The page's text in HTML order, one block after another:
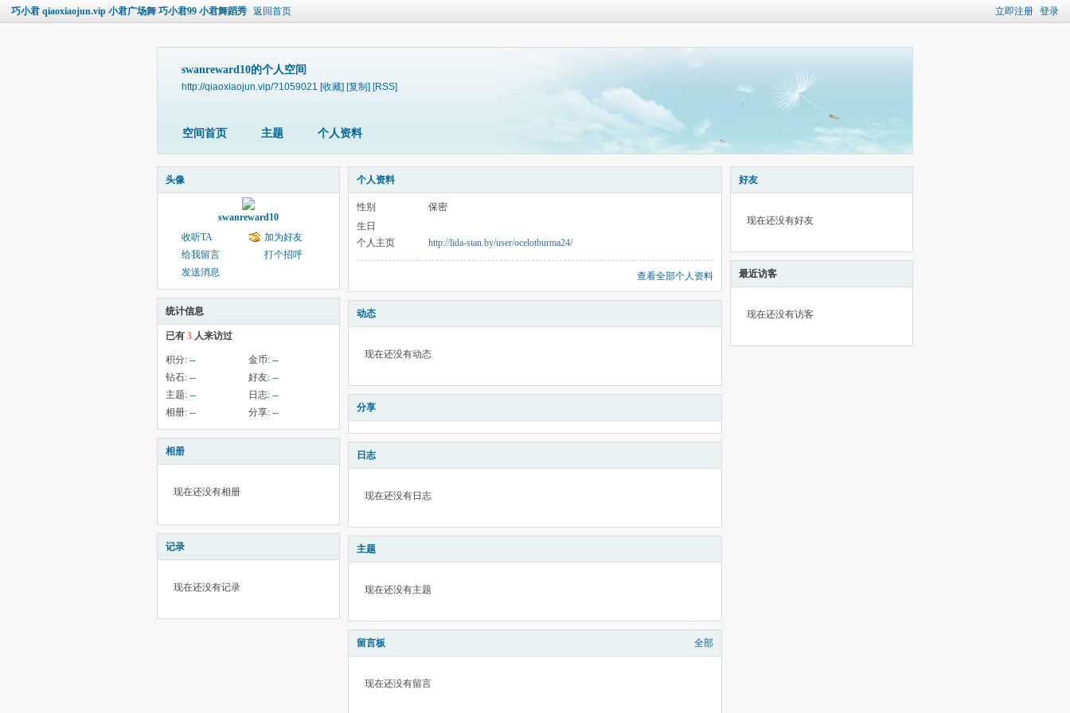
立即注册 登录
巧小君 qiaoxiaojun.vip 小君广场舞 巧小君99 小君舞蹈秀 返回首页
swanreward10的个人空间
http://qiaoxiaojun.vip/?1059021 [收藏] [复制] [RSS]
空间首页 主题 个人资料
头像
swanreward10
收听TA
加为好友
给我留言
打个招呼
发送消息
统计信息
已有 3 人来访过
积分: -- 金币: --
钻石: -- 好友: --
主题: -- 日志: --
相册: -- 分享: --
相册
现在还没有相册
记录
现在还没有记录
个人资料
性别
保密
生日
个人主页
http://lida-stan.by/user/ocelotburma24/
查看全部个人资料
动态
现在还没有动态
分享
日志
现在还没有日志
主题
现在还没有主题
留言板 全部
现在还没有留言
好友
现在还没有好友
最近访客
现在还没有访客